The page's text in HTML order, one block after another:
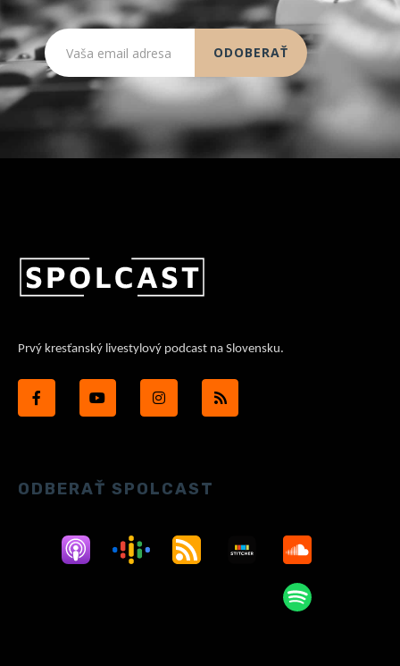
Prvý kresťanský livestylový podcast na Slovensku.
ODBERAŤ SPOLCAST